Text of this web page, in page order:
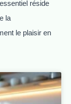
réside
la
le plaisir en